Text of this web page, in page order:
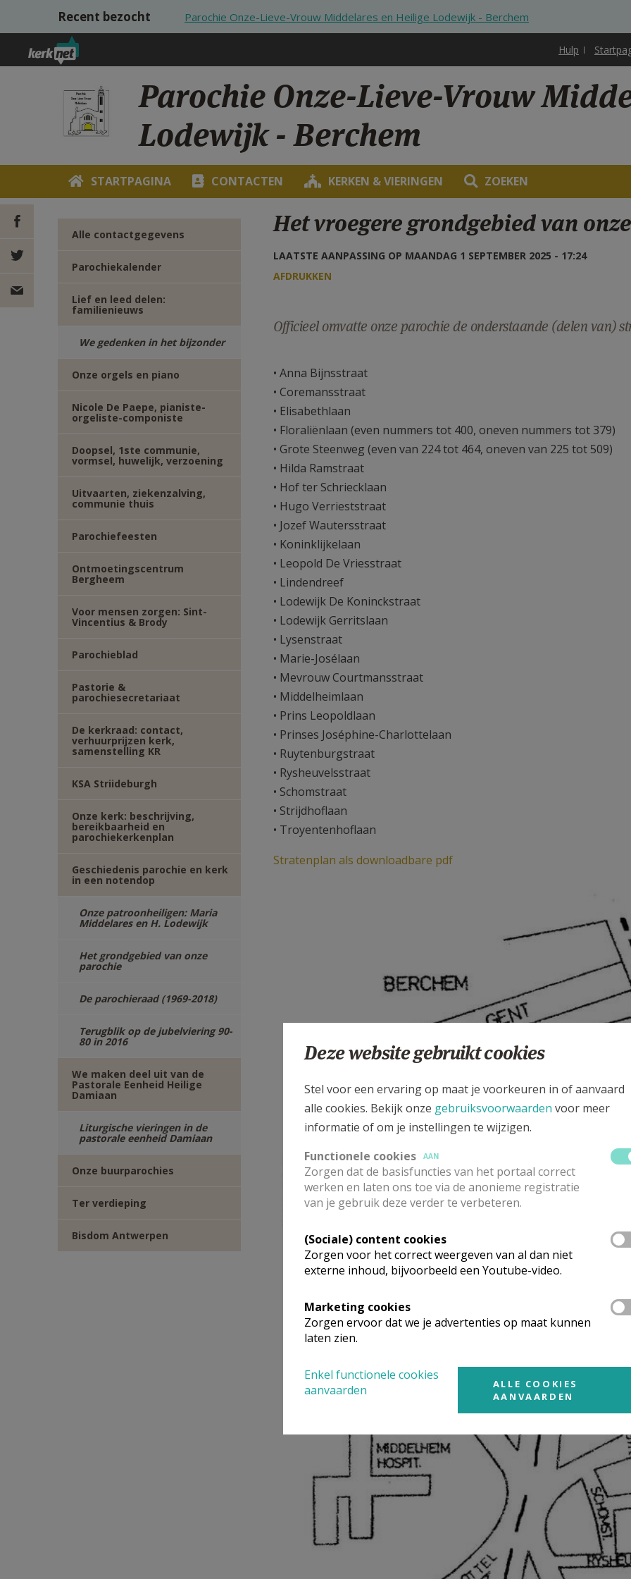
Overslaan en naar de inhoud gaan
Recent bezocht Parochie Onze-Lieve-Vrouw Middelares en Heilige Lodewijk - Berchem
Hulp
Parochie Onze-Lieve-Vrouw
Lodewijk - Berchem
STARTPAGINA CONTACTEN KERKEN & VIERINGEN ZOEKEN
DEEL OP
FACEBOOK
DEEL OP
Alle contactgegevens
Parochiekalender
Lief en leed delen:
familienieuws
We gedenken in het bijzonder
Onze orgels en piano
Nicole De Paepe, pianiste-
orgeliste-componiste
Doopsel, 1ste communie,
vormsel, huwelijk, verzoening
Uitvaarten, ziekenzalving,
communie thuis
Parochiefeesten
Ontmoetingscentrum
Bergheem
Voor mensen zorgen: Sint-
Vincentius & Brody
Parochieblad
Pastorie &
parochiesecretariaat
De kerkraad: contact,
verhuurprijzen kerk,
samenstelling KR
KSA Striideburgh
Onze kerk: beschrijving,
bereikbaarheid en
parochiekerkenplan
Geschiedenis parochie en kerk
in een notendop
Onze patroonheiligen: Maria
Middelares en H. Lodewijk
Het grondgebied van onze
parochie
De parochieraad (1969-2018)
Terugblik op de jubelviering 90-
80 in 2016
We maken deel uit van de
Pastorale Eenheid Heilige
Damiaan
Liturgische vieringen in de
pastorale eenheid Damiaan
Onze buurparochies
Ter verdieping
Bisdom Antwerpen
Het vroegere grondgebied van
LAATSTE AANPASSING OP MAANDAG 1 SEPTEMBER 2025 - 17:24
AFDRUKKEN
Officieel omvatte onze parochie de onderstaande (delen van)
• Anna Bijnsstraat
• Coremansstraat
• Elisabethlaan
• Floraliënlaan (even nummers tot 400, oneven nummers tot 379)
• Grote Steenweg (even van 224 tot 464, oneven van 225 tot 509)
• Hilda Ramstraat
• Hof ter Schriecklaan
• Hugo Verrieststraat
• Jozef Wautersstraat
• Koninklijkelaan
• Leopold De Vriesstraat
• Lindendreef
• Lodewijk De Koninckstraat
• Lodewijk Gerritslaan
• Lysenstraat
• Marie-Josélaan
• Mevrouw Courtmansstraat
• Middelheimlaan
• Prins Leopoldlaan
• Prinses Joséphine-Charlottelaan
• Ruytenburgstraat
• Rysheuvelsstraat
• Schomstraat
• Strijdhoflaan
• Troyentenhoflaan
Stratenplan als downloadbare pdf
Deze website gebruikt cookies
Stel voor een ervaring op maat je voorkeuren in of aanvaard
alle cookies. Bekijk onze gebruiksvoorwaarden voor meer
informatie of om je instellingen te wijzigen.
Functionele cookies
AAN
Zorgen dat de basisfuncties van het portaal correct
werken en laten ons toe via de anonieme registratie
van je gebruik deze verder te verbeteren.
(Sociale) content cookies
Zorgen voor het correct weergeven van al dan niet
externe inhoud, bijvoorbeeld een Youtube-video.
Marketing cookies
Zorgen ervoor dat we je advertenties op maat kunnen
laten zien.
Enkel functionele cookies
aanvaarden
ALLE COOKIES
AANVAARDEN